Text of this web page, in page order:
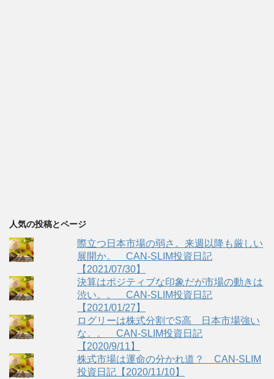
人気の投稿とページ
際立つ日本市場の弱さ。来週以降も厳しい
展開か。 CAN-SLIM投資日記
【2021/07/30】
決算はポジティブな印象だが市場の動きは
渋い。。 CAN-SLIM投資日記
【2021/01/27】
ログリーは株式分割でS高 日本市場強い
な。。 CAN-SLIM投資日記
【2020/9/11】
株式市場は運命の分かれ道？ CAN-SLIM
投資日記【2020/11/10】